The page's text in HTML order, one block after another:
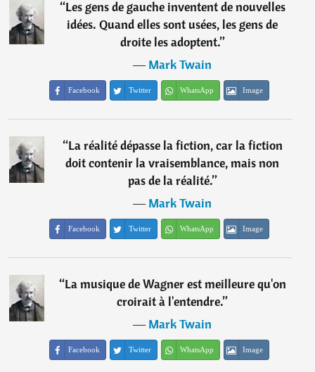
“Les gens de gauche inventent de nouvelles
idées. Quand elles sont usées, les gens de
droite les adoptent.”
―Mark Twain
Facebook Twitter WhatsApp Image
“La réalité dépasse la fiction, car la fiction
doit contenir la vraisemblance, mais non
pas de la réalité.”
―Mark Twain
Facebook Twitter WhatsApp Image
“La musique de Wagner est meilleure qu'on
croirait à l'entendre.”
―Mark Twain
Facebook Twitter WhatsApp Image